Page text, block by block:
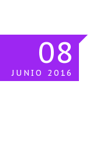
08
JUNIO 2016